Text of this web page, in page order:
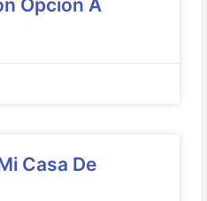
Opcion A
Casa De